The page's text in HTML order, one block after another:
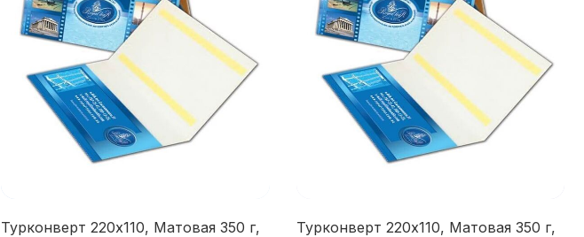
Турконверт 220х110, Матовая 350 г,
Турконверт 220х110, Матовая 350 г,